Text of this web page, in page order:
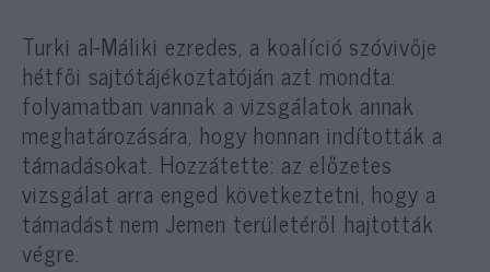
Turki al-Máliki ezredes, a koalíció szóvivője
hétfői sajtótájékoztatóján azt mondta:
folyamatban vannak a vizsgálatok annak
meghatározására, hogy honnan indították a
támadásokat. Hozzátette: az előzetes
vizsgálat arra enged következtetni, hogy a
támadást nem Jemen területéről hajtották
végre.